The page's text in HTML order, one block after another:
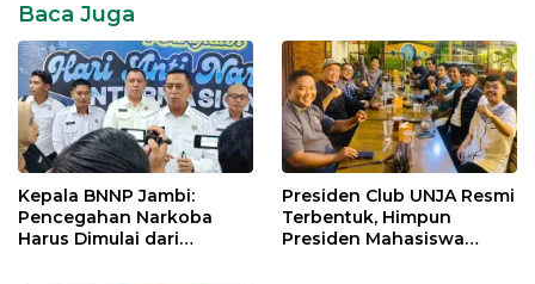
Baca Juga
Kepala BNNP Jambi:
Pencegahan Narkoba
Harus Dimulai dari
Presiden Club UNJA Resmi
Terbentuk, Himpun
Presiden Mahasiswa